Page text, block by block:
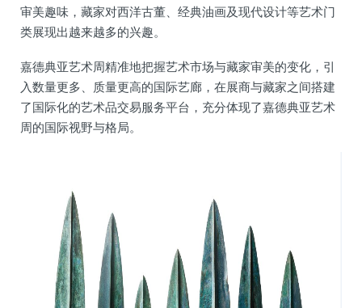
审美趣味，藏家对西洋古董、经典油画及现代设计等艺术门
类展现出越来越多的兴趣。
嘉德典亚艺术周精准地把握艺术市场与藏家审美的变化，引
入数量更多、质量更高的国际艺廊，在展商与藏家之间搭建
了国际化的艺术品交易服务平台，充分体现了嘉德典亚艺术
周的国际视野与格局。